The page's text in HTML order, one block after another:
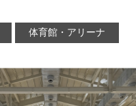
体育館・アリーナ